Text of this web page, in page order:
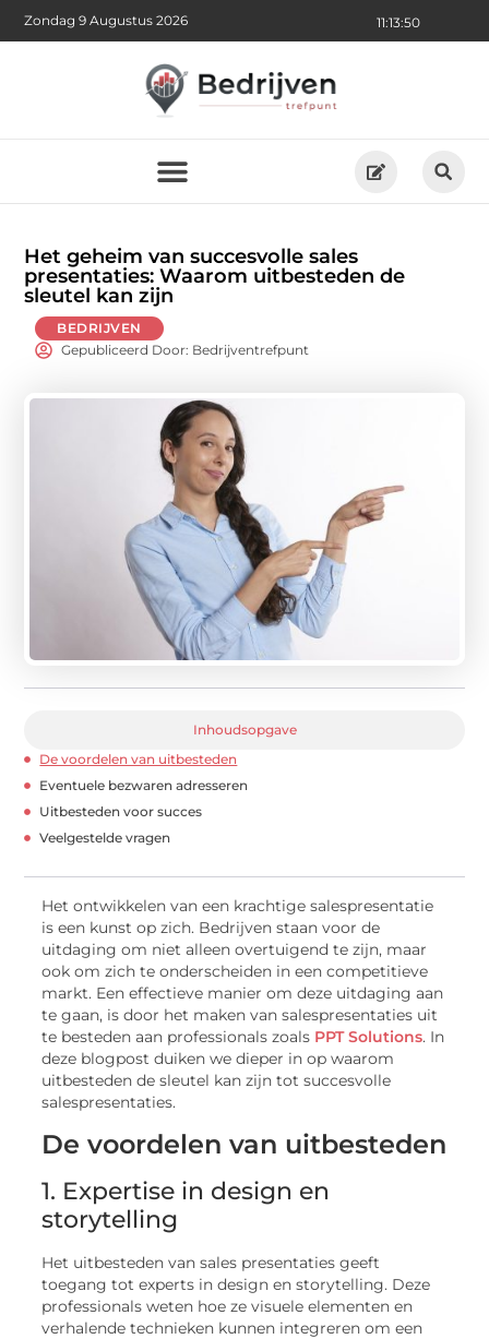
11:13:52
Zondag 9 Augustus 2026
Het geheim van succesvolle sales
presentaties: Waarom uitbesteden de
sleutel kan zijn
BEDRIJVEN
Gepubliceerd Door: Bedrijventrefpunt
Inhoudsopgave
De voordelen van uitbesteden
Eventuele bezwaren adresseren
Uitbesteden voor succes
Veelgestelde vragen
Het ontwikkelen van een krachtige salespresentatie
is een kunst op zich. Bedrijven staan voor de
uitdaging om niet alleen overtuigend te zijn, maar
ook om zich te onderscheiden in een competitieve
markt. Een effectieve manier om deze uitdaging aan
te gaan, is door het maken van salespresentaties uit
te besteden aan professionals zoals PPT Solutions. In
deze blogpost duiken we dieper in op waarom
uitbesteden de sleutel kan zijn tot succesvolle
salespresentaties.
De voordelen van uitbesteden
1. Expertise in design en
storytelling
Het uitbesteden van sales presentaties geeft
toegang tot experts in design en storytelling. Deze
professionals weten hoe ze visuele elementen en
verhalende technieken kunnen integreren om een